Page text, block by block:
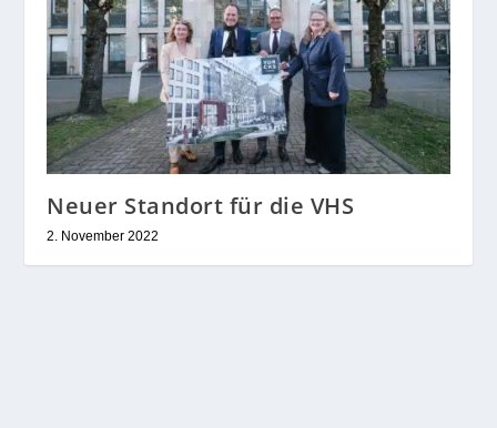
Neuer Standort für die VHS
2. November 2022